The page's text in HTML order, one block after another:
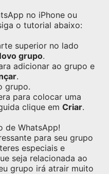
no iPhone ou
o tutorial abaixo:
superior no lado
grupo.
adicionar ao grupo e
.
grupo.
para colocar uma
clique em Criar.
de WhatsApp!
para seu grupo
especiais e
seja relacionada ao
grupo irá atrair muito